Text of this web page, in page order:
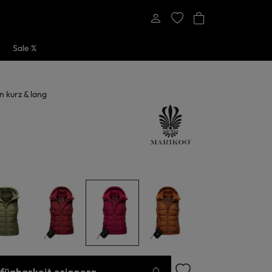
Sale %
kurz & lang